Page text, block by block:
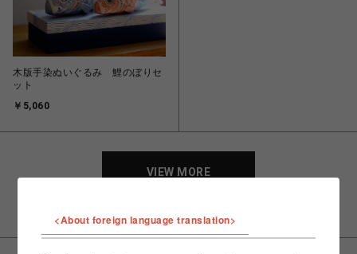
木版手染ぬいぐるみ 鯉のぼりセ
ット
￥5,060
VIEW MORE
<About foreign language translation>